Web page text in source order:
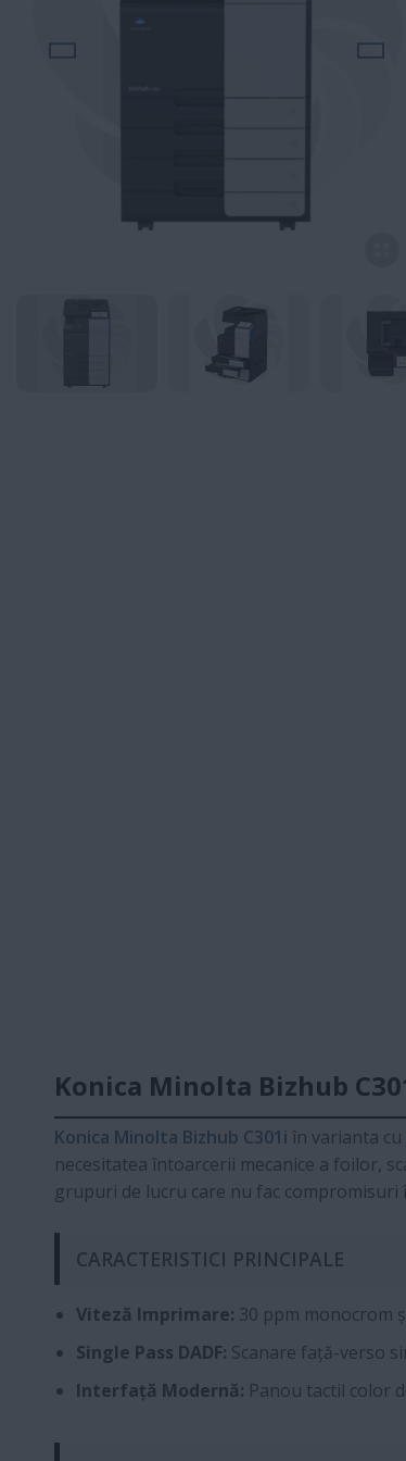
Konica Minolta Bizhub
Konica Minolta Bizhub C301i în varianta cu
necesitatea întoarcerii mecanice a foilor,
grupuri de lucru care nu fac
CARACTERISTICI PRINCIPALE
Viteză Imprimare: 30 ppm monocrom
Single Pass DADF: Scanare față-verso
Interfață Modernă: Panou tactil color